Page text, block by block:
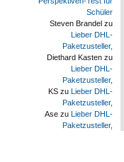
Schüler
Steven Brandel zu
Lieber DHL-
Paketzusteller,
Diethard Kastenzu
Lieber DHL-
Paketzusteller,
KSzu Lieber DHL-
Paketzusteller,
Asezu Lieber DHL-
Paketzusteller,